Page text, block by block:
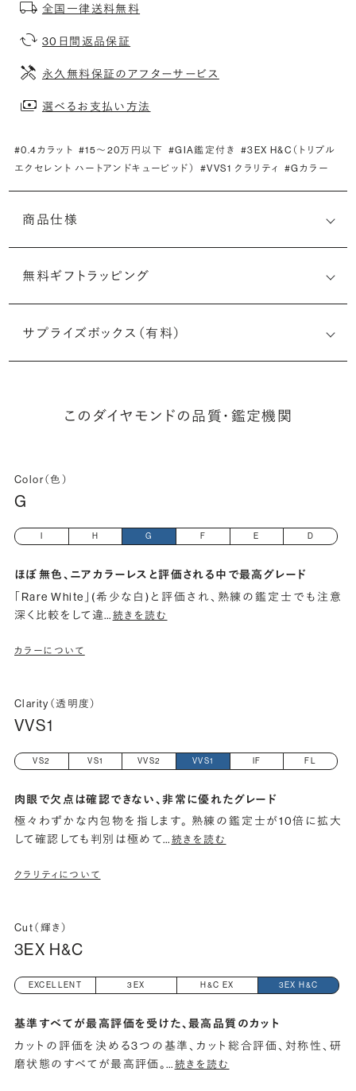
全国一律送料無料
30日間返品保証
永久無料保証のアフターサービス
選べるお支払い方法
#0.4カラット #15〜20万円以下 #GIA鑑定付き #3EX H&C（トリプル
エクセレント ハートアンドキューピッド）
#VVS1 クラリティ #Gカラー
商品仕様
無料ギフトラッピング
サプライズボックス（有料）
このダイヤモンドの品質・鑑定機関
Color（色）
G
H G F E D
ほぼ無色、ニアカラーレスと評価される中で最高グレード
「Rare White」(希少な白)と評価され、熟練の鑑定士でも注意
深く比較をして違…続きを読む
カラーについて
Clarity（透明度）
VVS1
VS2 VS1 VVS2 VVS1 IF FL
肉眼で欠点は確認できない、非常に優れたグレード
極々わずかな内包物を指します。 熟練の鑑定士が10倍に拡大
して確認しても判別は極めて…続きを読む
クラリティについて
Cut（輝き）
3EX H&C
EXCELLENT 3EX H&C EX 3EX H&C
基準すべてが最高評価を受けた、最高品質のカット
カットの評価を決める3つの基準、カット総合評価、対称性、研
磨状態のすべてが最高評価。…続きを読む